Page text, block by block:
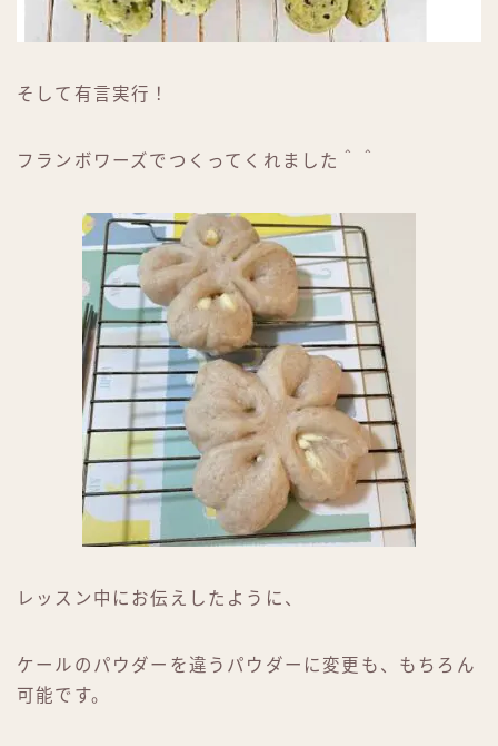
そして有言実行！
フランボワーズでつくってくれました＾＾
レッスン中にお伝えしたように、
ケールのパウダーを違うパウダーに変更も、もちろん
可能です。